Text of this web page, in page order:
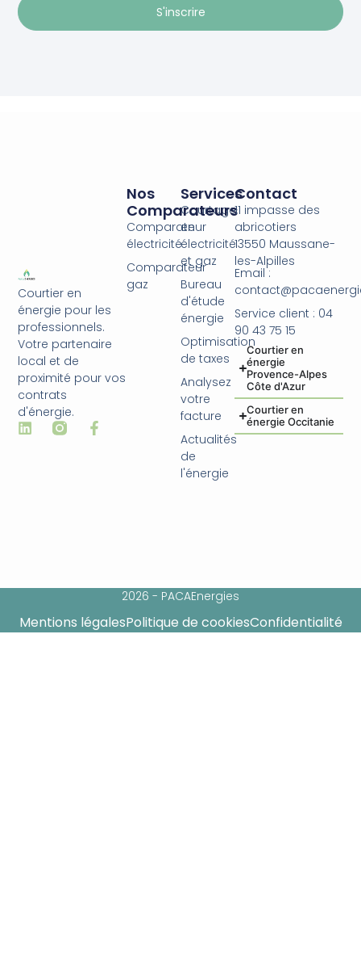
S'inscrire
Courtier en
énergie pour les
professionnels.
Votre partenaire
local et de
proximité pour vos
contrats
d'énergie.
Services
Courtage
en
électricité
et gaz
Bureau
d'étude
énergie
Optimisation
de taxes
Analysez
votre
facture
Actualités
de
l'énergie
Nos
Comparateurs
Comparateur
électricité
Comparateur
gaz
Contact
11 impasse des
abricotiers
13550 Maussane-
les-Alpilles
Email :
Service client : 04
90 43 75 15
Courtier en
énergie
Provence-Alpes
Côte d'Azur
Courtier en
énergie Occitanie
2026 - PACAEnergies
Mentions légalesPolitique de cookiesConfidentialité